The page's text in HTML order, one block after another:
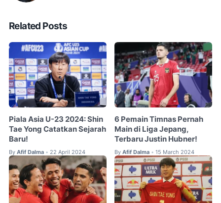
Related Posts
Piala Asia U-23 2024: Shin
Tae Yong Catatkan Sejarah
Baru!
By Afif Dalma • 22 April 2024
6 Pemain Timnas Pernah
Main di Liga Jepang,
Terbaru Justin Hubner!
By Afif Dalma • 15 March 2024